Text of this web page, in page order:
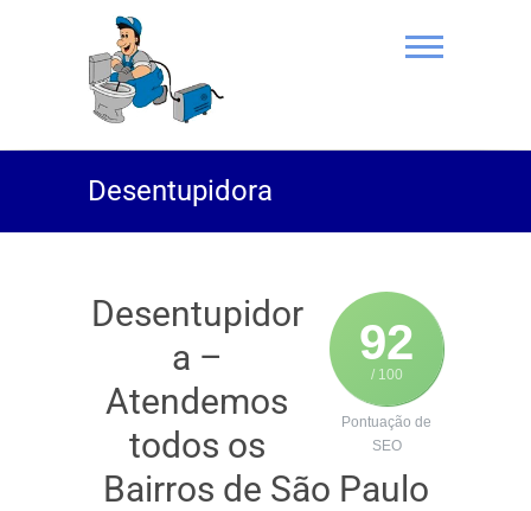
(11) 94469-
Desentupidora
Desentupidora
92
/ 100
Pontuação de
SEO
Desentupidor
a –
Atendemos
todos os
Bairros de São Paulo